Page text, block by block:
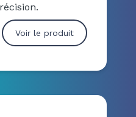
Voir le produit